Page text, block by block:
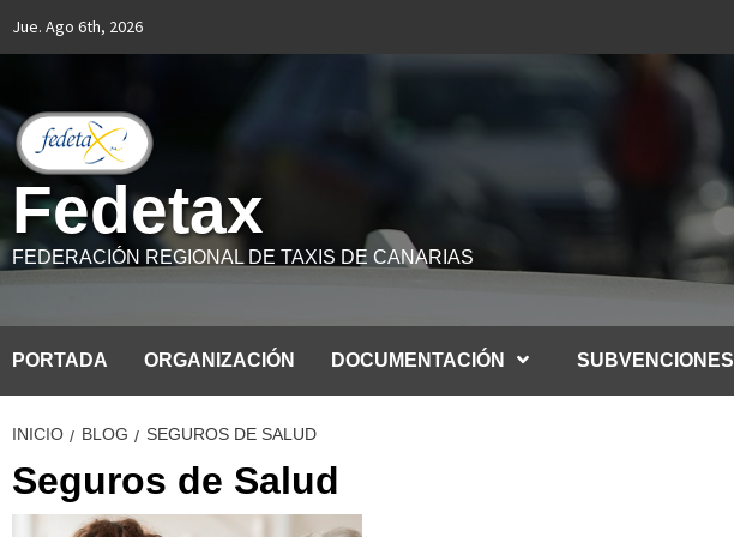
Jue. Ago 6th, 2026
Fedetax
FEDERACIÓN REGIONAL DE TAXIS DE CANARIAS
PORTADA ORGANIZACIÓN DOCUMENTACIÓN SUBVENCIONES
INICIO BLOG SEGUROS DE SALUD
Seguros de Salud